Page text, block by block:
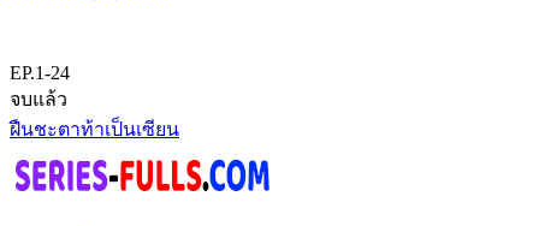
EP.1-24
จบแล้ว
ฝืนชะตาท้าเป็นเซียน